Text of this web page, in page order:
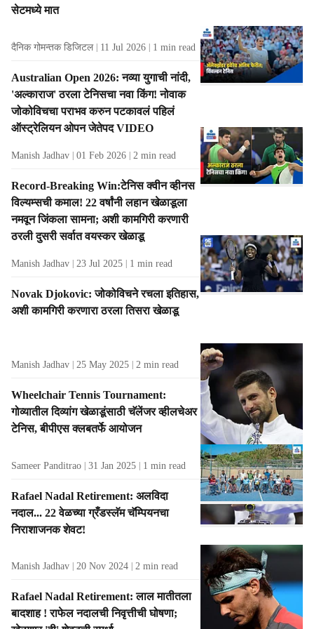
s
सेटमध्ये मात
दैनिक गोमन्तक डिजिटल 11 Jul 2026 1 min read
Australian Open 2026: नव्या युगाची नांदी,
'अल्काराज' ठरला टेनिसचा नवा किंग! नोवाक
जोकोविचचा पराभव करुन पटकावलं पहिलं
ऑस्ट्रेलियन ओपन जेतेपद VIDEO
Manish Jadhav 01 Feb 2026 2 min read
Record-Breaking Win:टेनिस क्वीन व्हीनस
विल्यम्सची कमाल! 22 वर्षांनी लहान खेळाडूला
नमवून जिंकला सामना; अशी कामगिरी करणारी
ठरली दुसरी सर्वात वयस्कर खेळाडू
Manish Jadhav 23 Jul 2025 1 min read
Novak Djokovic: जोकोविचने रचला इतिहास,
अशी कामगिरी करणारा ठरला तिसरा खेळाडू
Manish Jadhav 25 May 2025 2 min read
Wheelchair Tennis Tournament:
गोव्यातील दिव्यांग खेळाडूंसाठी चॅलेंजर व्हीलचेअर
टेनिस, बीपीएस क्लबतर्फे आयोजन
Sameer Panditrao 31 Jan 2025 1 min read
Rafael Nadal Retirement: अलविदा
नदाल... 22 वेळच्या ग्रँडस्लॅम चॅम्पियनचा
निराशाजनक शेवट!
Manish Jadhav 20 Nov 2024 2 min read
Rafael Nadal Retirement: लाल मातीतला
बादशाह ! राफेल नदालची निवृत्तीची घोषणा;